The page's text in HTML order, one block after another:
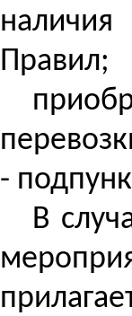
Правил;
-
В